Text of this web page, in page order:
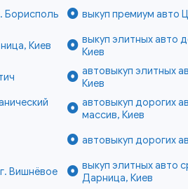
Борисполь выкуп премиум авто
Киев
выкуп элитных авто
Киев
автовыкуп элитных
Киев
автовыкуп дорогих
массив, Киев
автовыкуп дорогих
Вишнёвое
выкуп элитных авто
Дарница, Киев